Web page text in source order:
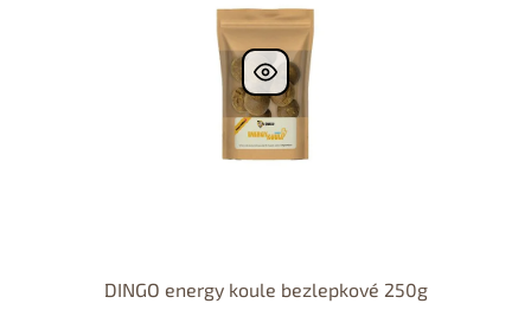
DINGO energy koule bezlepkové 250g